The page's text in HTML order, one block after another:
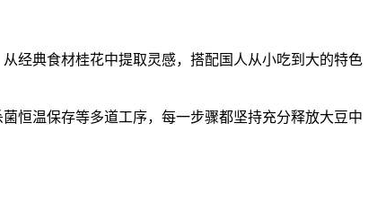
典食材桂花中提取灵感，搭配国人从小吃到大的特色
恒温保存等多道工序，每一步骤都坚持充分释放大豆中